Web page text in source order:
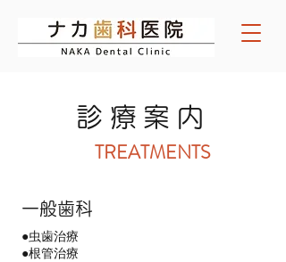
TREATMENTS
一般歯科
●虫歯治療
●根管治療
診療案内